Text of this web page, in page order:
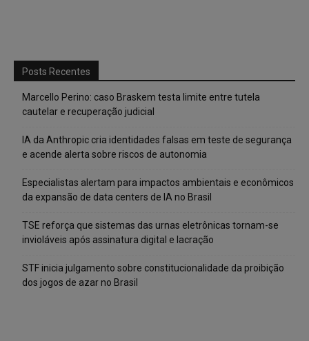
Posts Recentes
Marcello Perino: caso Braskem testa limite entre tutela
cautelar e recuperação judicial
IA da Anthropic cria identidades falsas em teste de segurança
e acende alerta sobre riscos de autonomia
Especialistas alertam para impactos ambientais e econômicos
da expansão de data centers de IA no Brasil
TSE reforça que sistemas das urnas eletrônicas tornam-se
invioláveis após assinatura digital e lacração
STF inicia julgamento sobre constitucionalidade da proibição
dos jogos de azar no Brasil